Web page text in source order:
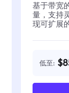
基于带宽
量，支持
现可扩展
低至: